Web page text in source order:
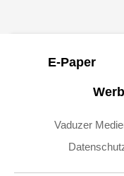
E-Paper
Vaduzer